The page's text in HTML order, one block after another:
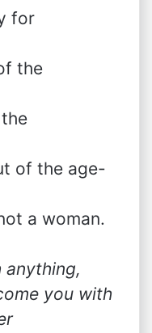
for
the
of the age-
a woman.
you with